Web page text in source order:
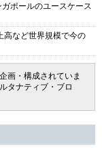
ポールのユースケース
高など世界規模で今の
画・構成されていま
タナティブ・ブロ